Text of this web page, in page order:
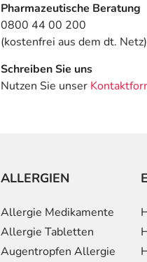
Pharmazeutische Beratung
0800 44 00 200
(kostenfrei aus dem dt. Netz)
Schreiben Sie uns
Nutzen Sie unser
ALLERGIEN
Allergie Medikamente
Allergie Tabletten
Augentropfen Allergie